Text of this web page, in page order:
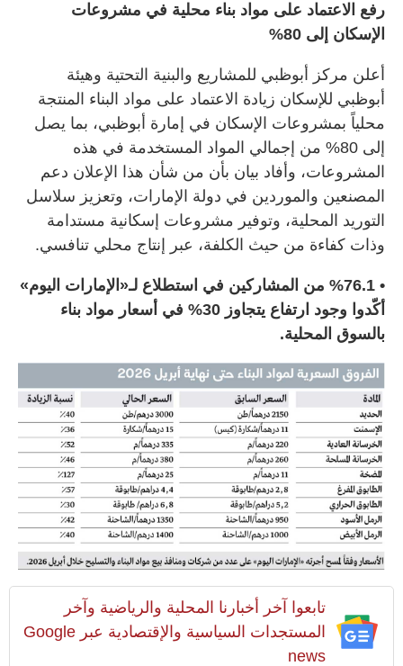
رفع الاعتماد على مواد بناء محلية في مشروعات
الإسكان إلى 80%
أعلن مركز أبوظبي للمشاريع والبنية التحتية وهيئة
أبوظبي للإسكان زيادة الاعتماد على مواد البناء المنتجة
محلياً بمشروعات الإسكان في إمارة أبوظبي، بما يصل
إلى 80% من إجمالي المواد المستخدمة في هذه
المشروعات، وأفاد بيان بأن من شأن هذا الإعلان دعم
المصنعين والموردين في دولة الإمارات، وتعزيز سلاسل
التوريد المحلية، وتوفير مشروعات إسكانية مستدامة
وذات كفاءة من حيث الكلفة، عبر إنتاج محلي تنافسي.
• %76.1 من المشاركين في استطلاع لـ«الإمارات اليوم»
أكّدوا وجود ارتفاع يتجاوز 30% في أسعار مواد بناء
بالسوق المحلية.
تابعوا آخر أخبارنا المحلية والرياضية وآخر
المستجدات السياسية والإقتصادية عبر Google
news